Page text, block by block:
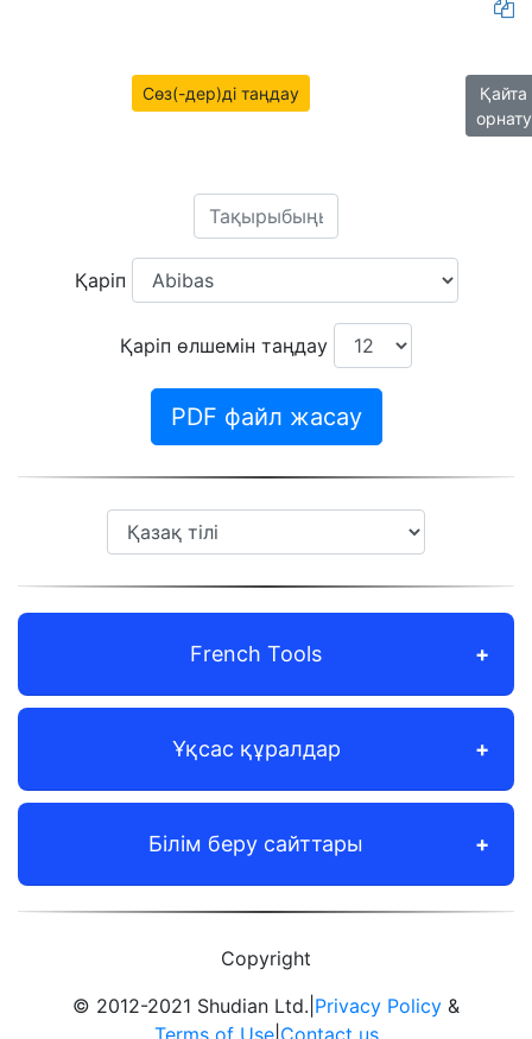
Сөз(-дер)ді таңдау
Қайта
орнату
Қаріп
Қаріп өлшемін таңдау
PDF файл жасау
French Tools
Ұқсас құралдар
Білім беру сайттары
Copyright
© 2012-2021 Shudian Ltd.| Privacy Policy &
Terms of Use| Contact us